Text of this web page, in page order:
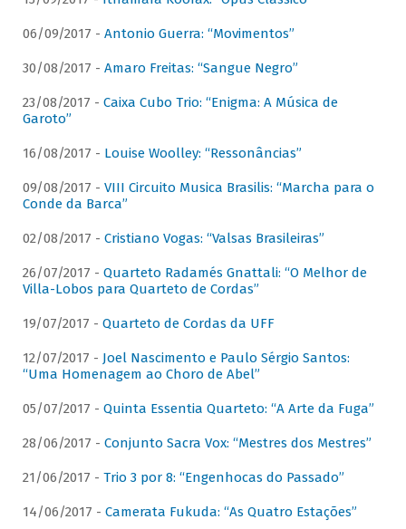
06/09/2017 - Antonio Guerra: “Movimentos”
30/08/2017 - Amaro Freitas: “Sangue Negro”
23/08/2017 - Caixa Cubo Trio: “Enigma: A Música de
Garoto”
16/08/2017 - Louise Woolley: “Ressonâncias”
09/08/2017 - VIII Circuito Musica Brasilis: “Marcha para o
Conde da Barca”
02/08/2017 - Cristiano Vogas: “Valsas Brasileiras”
26/07/2017 - Quarteto Radamés Gnattali: “O Melhor de
Villa-Lobos para Quarteto de Cordas”
19/07/2017 - Quarteto de Cordas da UFF
12/07/2017 - Joel Nascimento e Paulo Sérgio Santos:
“Uma Homenagem ao Choro de Abel”
05/07/2017 - Quinta Essentia Quarteto: “A Arte da Fuga”
28/06/2017 - Conjunto Sacra Vox: “Mestres dos Mestres”
21/06/2017 - Trio 3 por 8: “Engenhocas do Passado”
14/06/2017 - Camerata Fukuda: “As Quatro Estações”